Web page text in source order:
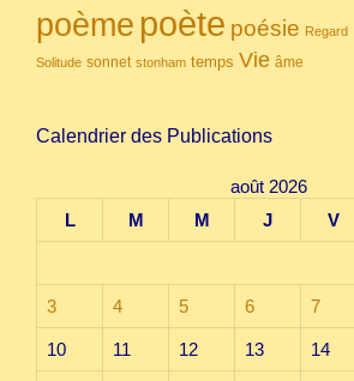
poème poète poésie Regard
Solitude sonnet stonham temps Vie âme
Calendrier des Publications
août 2026
L
M M J V
3 4 5 6 7
10 11 12 13 14